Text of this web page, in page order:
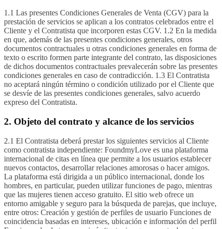
1.1 Las presentes Condiciones Generales de Venta (CGV) para la
prestación de servicios se aplican a los contratos celebrados entre el
Cliente y el Contratista que incorporen estas CGV. 1.2 En la medida
en que, además de las presentes condiciones generales, otros
documentos contractuales u otras condiciones generales en forma de
texto o escrito formen parte integrante del contrato, las disposiciones
de dichos documentos contractuales prevalecerán sobre las presentes
condiciones generales en caso de contradicción. 1.3 El Contratista
no aceptará ningún término o condición utilizado por el Cliente que
se desvíe de las presentes condiciones generales, salvo acuerdo
expreso del Contratista.
2. Objeto del contrato y alcance de los servicios
2.1 El Contratista deberá prestar los siguientes servicios al Cliente
como contratista independiente: FoundmyLove es una plataforma
internacional de citas en línea que permite a los usuarios establecer
nuevos contactos, desarrollar relaciones amorosas o hacer amigos.
La plataforma está dirigida a un público internacional, donde los
hombres, en particular, pueden utilizar funciones de pago, mientras
que las mujeres tienen acceso gratuito. El sitio web ofrece un
entorno amigable y seguro para la búsqueda de parejas, que incluye,
entre otros: Creación y gestión de perfiles de usuario Funciones de
coincidencia basadas en intereses, ubicación e información del perfil